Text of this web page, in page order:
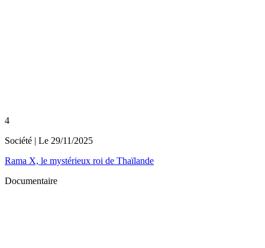
4
Société | Le 29/11/2025
Rama X, le mystérieux roi de Thaïlande
Documentaire